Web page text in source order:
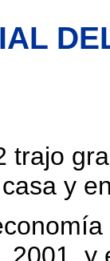
trajo
y